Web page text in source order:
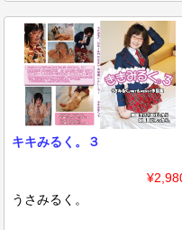
キキみるく。３
うさみるく。